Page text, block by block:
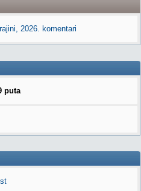
2026. komentari
puta